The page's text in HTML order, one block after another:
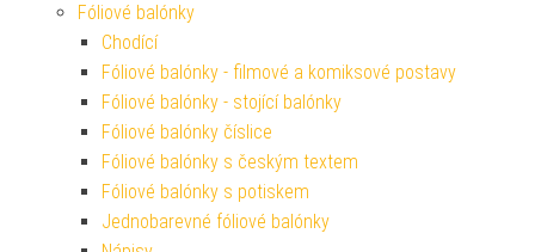
Fóliové balónky
Chodící
Fóliové balónky - filmové a komiksové postavy
Fóliové balónky - stojící balónky
Fóliové balónky číslice
Fóliové balónky s českým textem
Fóliové balónky s potiskem
Jednobarevné fóliové balónky